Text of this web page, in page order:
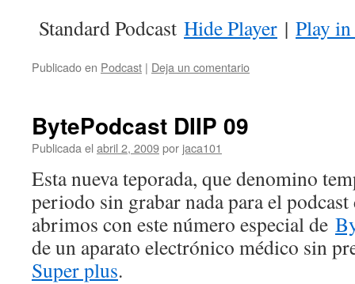
Standard Podcast Hide Player | Play
Publicado en Podcast | Deja un comentario
BytePodcast DIIP 09
Publicada el abril 2, 2009por jaca101
Esta nueva teporada, que denomino
periodo sin grabar nada para el
abrimos con este número especial de
de un aparato electrónico médico sin
Super plus.